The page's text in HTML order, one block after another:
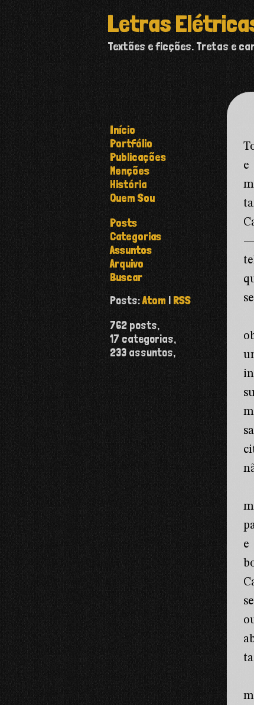
Letras
Textões e ficções. Tretas e
Início
Portfólio
Publicações
Menções
História
Quem Sou
Posts
Categorias
Assuntos
Arquivo
Buscar
Posts:Atom | RSS
762posts,
17 categorias,
233assuntos,
e
—
e